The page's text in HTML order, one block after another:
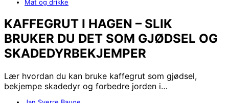
Mat og drikke
KAFFEGRUT I HAGEN – SLIK
BRUKER DU DET SOM GJØDSEL OG
SKADEDYRBEKJEMPER
Lær hvordan du kan bruke kaffegrut som gjødsel,
bekjempe skadedyr og forbedre jorden i…